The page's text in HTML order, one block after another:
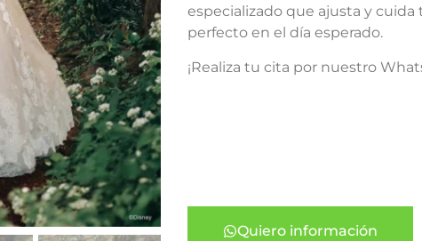
especializado que ajusta y
perfecto en el día esperado.
¡Realiza tu cita por nuestro
Quiero información